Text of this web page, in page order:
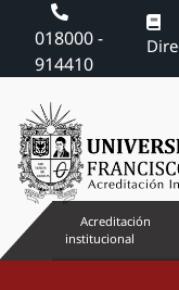
018000 -
914410
Acreditación
institucional